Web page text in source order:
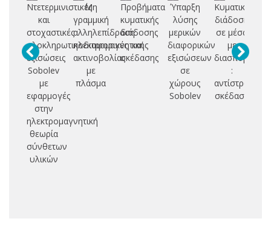
Ντετερμινιστικές
και
στοχαστικές
ολοκληρωτικοδιαφορικές
εξισώσεις
Sobolev
με
εφαρμογές
στην
ηλεκτρομαγνητική
θεωρία
σύνθετων
υλικών
Μη
γραμμική
αλληλεπίδραση
ηλεκτρομαγνητικής
ακτινοβολίας
με
πλάσμα
Προβήματα
κυματικής
διάδοσης
και
σκέδασης
Ύπαρξη
λύσης
μερικών
διαφορικών
εξισώσεων
σε
χώρους
Sobolev
Κυματική
διάδοση
σε μέσα
με
διασπορά
:
αντίστροφη
σκέδαση